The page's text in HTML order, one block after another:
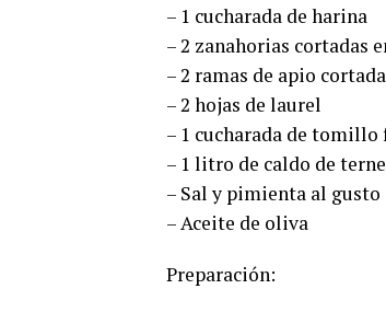
– 1 cucharada de harina
– 2 zanahorias cortadas
– 2 ramas de apio
– 2 hojas de laurel
– 1 cucharada de tomillo
– 1 litro de caldo de
– Sal y pimienta al gusto
– Aceite de oliva
Preparación: